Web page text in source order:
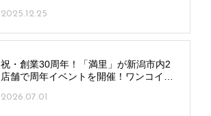
2025.12.25
祝・創業30周年！「満里」が新潟市内2
店舗で周年イベントを開催！ワンコイン
2026.07.01